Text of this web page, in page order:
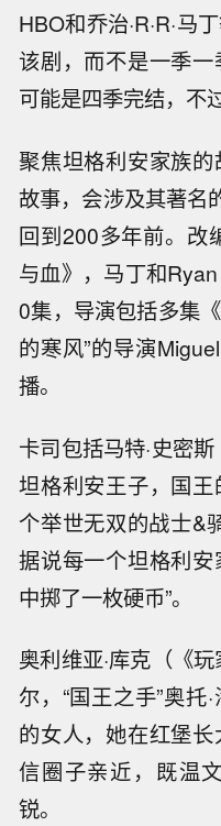
HBO和乔治·R·R·马
该剧，而不是一季
可能是四季完结，不
聚焦坦格利安家族
故事，会涉及其著名
回到200多年前。改
与血》，马丁和
0集，导演包括多集
的寒风”的导演
播。
卡司包括马特·史密
坦格利安王子，国
个举世无双的战士&
据说每一个坦格利
中掷了一枚硬币”。
奥利维亚·库克（《
尔，“国王之手”奥托
的女人，她在红堡
信圈子亲近，既温
锐。